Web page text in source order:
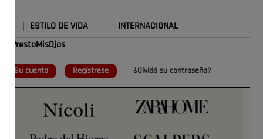
ESTILO DE VIDA INTERNACIONAL
#TePrestoMisOjos
Su cuenta Regístrese ¿Olvidó su contraseña?